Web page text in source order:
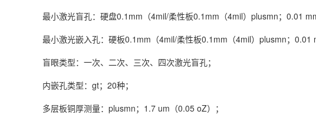
最小激光盲孔：硬盘0.1mm（4mil/柔性板0.1mm（4mil）plusmn；0.01
最小激光嵌入孔：硬板0.1mm（4mil/柔性板0.1mm（4mil）plusmn；0.01
盲眼类型：一次、二次、三次、四次激光盲孔；
内嵌孔类型：gt；20种；
多层板铜厚测量：plusmn；1.7 um（0.05 oZ）；